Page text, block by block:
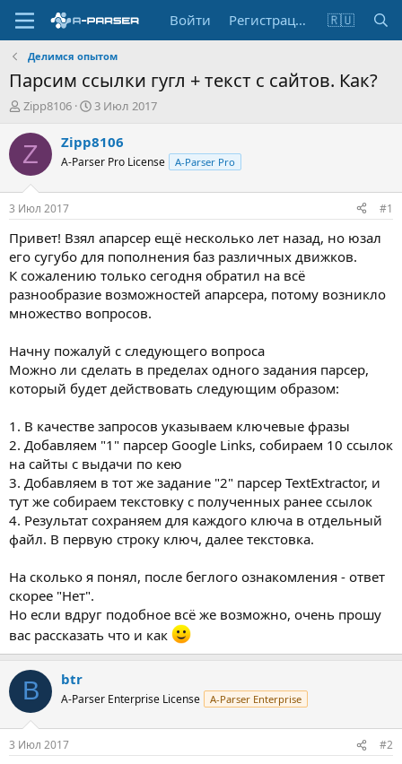
Войти Регистрация 🇷🇺
Делимся опытом
Парсим ссылки гугл + текст с сайтов. Как?
А
т
о
т
е
м
ы
Zipp8106
Д
т
н
а
л
3 Июл 2017
Z Zipp8106
A-Parser Pro License A-Parser Pro
3 Июл 2017 #1
Привет! Взял апарсер ещё несколько лет назад, но юзал
его сугубо для пополнения баз различных движков.
К сожалению только сегодня обратил на всё
разнообразие возможностей апарсера, потому возникло
множество вопросов.
Начну пожалуй с следующего вопроса
Можно ли сделать в пределах одного задания парсер,
который будет действовать следующим образом:
1. В качестве запросов указываем ключевые фразы
2. Добавляем "1" парсер Google Links, собираем 10 ссылок
на сайты с выдачи по кею
3. Добавляем в тот же задание "2" парсер TextExtractor, и
тут же собираем текстовку с полученных ранее ссылок
4. Результат сохраняем для каждого ключа в отдельный
файл. В первую строку ключ, далее текстовка.
На сколько я понял, после беглого ознакомления - ответ
скорее "Нет".
Но если вдруг подобное всё же возможно, очень прошу
вас рассказать что и как
B btr
A-Parser Enterprise License A-Parser Enterprise
3 Июл 2017 #2